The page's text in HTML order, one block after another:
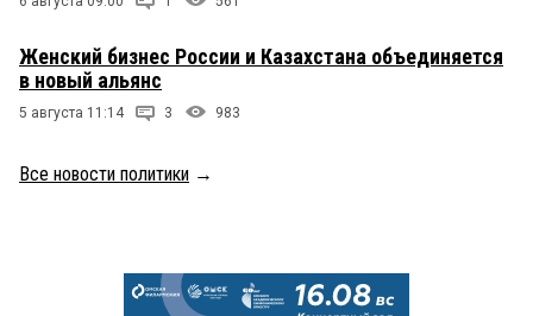
Женский бизнес России и Казахстана объединяется
в новый альянс
5 августа 11:14 3 983
Все новости политики →